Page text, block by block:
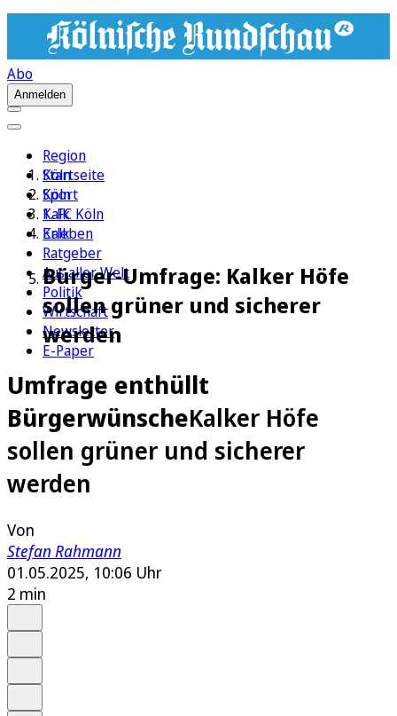
Abo
Anmelden
Region
Köln
Sport
1. FC Köln
Erleben
Ratgeber
Aus aller Welt
Politik
Wirtschaft
Newsletter
E-Paper
Startseite
Köln
Kalk
Kalk
Bürger-Umfrage: Kalker Höfe
sollen grüner und sicherer
werden
Umfrage enthüllt
BürgerwünscheKalker Höfe
sollen grüner und sicherer
werden
Von
Stefan Rahmann
01.05.2025, 10:06 Uhr
2 min